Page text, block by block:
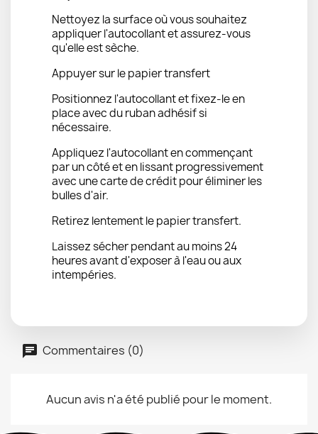
Nettoyez la surface où vous souhaitez
appliquer l'autocollant et assurez-vous
qu'elle est sèche.
Appuyer sur le papier transfert
Positionnez l'autocollant et fixez-le en
place avec du ruban adhésif si
nécessaire.
Appliquez l'autocollant en commençant
par un côté et en lissant progressivement
avec une carte de crédit pour éliminer les
bulles d'air.
Retirez lentement le papier transfert.
Laissez sécher pendant au moins 24
heures avant d'exposer à l'eau ou aux
intempéries.
Commentaires (0)
Aucun avis n'a été publié pour le moment.